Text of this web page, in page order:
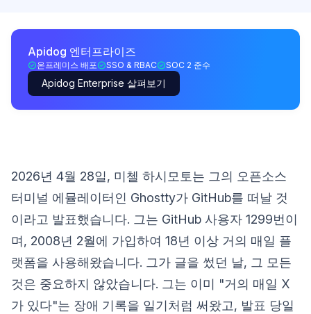
Apidog 엔터프라이즈
온프레미스 배포 SSO & RBAC SOC 2 준수
Apidog Enterprise 살펴보기
2026년 4월 28일, 미첼 하시모토는 그의 오픈소스
터미널 에뮬레이터인 Ghostty가 GitHub를 떠날 것
이라고 발표했습니다. 그는 GitHub 사용자 1299번이
며, 2008년 2월에 가입하여 18년 이상 거의 매일 플
랫폼을 사용해왔습니다. 그가 글을 썼던 날, 그 모든
것은 중요하지 않았습니다. 그는 이미 "거의 매일 X
가 있다"는 장애 기록을 일기처럼 써왔고, 발표 당일